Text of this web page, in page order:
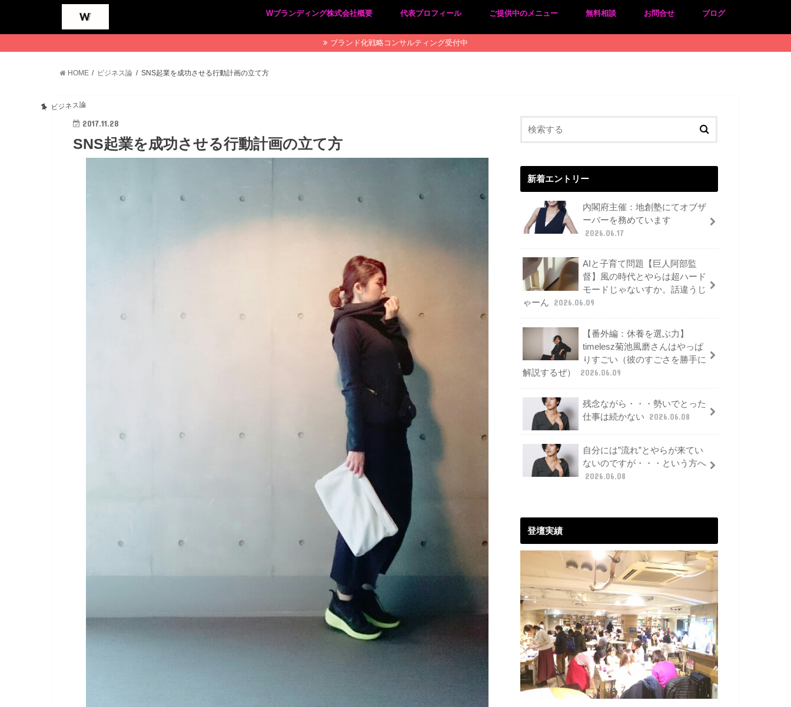
Wブランディング株式会社概要
プライバシーポリシー
特定商取引法に基づく表記
代表プロフィール ご提供中のメニュー 無料相談 お問合せ ブログ
ブランド化戦略コンサルティング受付中
HOME ビジネス論 SNS起業を成功させる行動計画の立て方
ビジネス論
2017.11.28
SNS起業を成功させる行動計画の立て方
新着エントリー
内閣府主催：地創塾にてオブザ
ーバーを務めています
2026.06.17
AIと子育て問題【巨人阿部監
督】風の時代とやらは超ハード
モードじゃないすか。話違うじ
ゃーん
2026.06.09
【番外編：休養を選ぶ力】
timelesz菊池風磨さんはやっぱ
りすごい（彼のすごさを勝手に
解説するぜ）
2026.06.09
残念ながら・・・勢いでとった
仕事は続かない
2026.06.08
自分には”流れ”とやらが来てい
ないのですが・・・という方へ
2026.06.08
登壇実績